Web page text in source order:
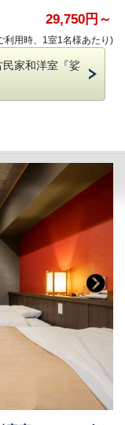
行・押印が可能でし
ページ
亭「娑羅（しゃ
屋となっておりま
フロウリュが可能で
美肌の湯をお楽しみ
ります。
おります。ゆったり
たプランです。川
上げた山川の幸や郷
めの旬の素材を盛
29,750円～
利用時、1室1名様あたり)
家和洋室『娑